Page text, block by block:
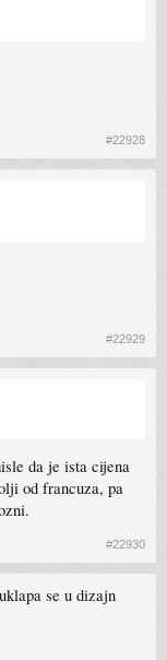
#22928
#22929
da je ista cijena
od francuza, pa
#22930
se u dizajn